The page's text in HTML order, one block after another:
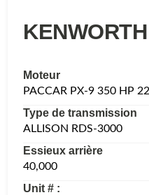
Moteur
PACCAR PX-9 350 HP
Type de transmission
ALLISON RDS-3000
Essieux arrière
40,000
Unit # :